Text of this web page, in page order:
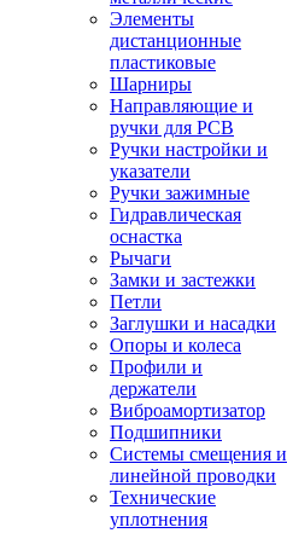
Элементы
дистанционные
пластиковые
Шарниры
Направляющие и
ручки для PCB
Ручки настройки и
указатели
Ручки зажимные
Гидравлическая
оснастка
Рычаги
Замки и застежки
Петли
Заглушки и насадки
Опоры и колеса
Профили и
держатели
Виброамортизатор
Подшипники
Системы смещения и
линейной проводки
Технические
уплотнения